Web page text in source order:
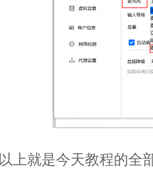
以上就是今天教程的全